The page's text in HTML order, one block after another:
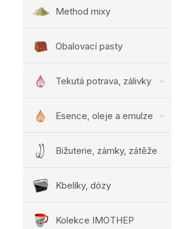
Method mixy
Obalovací pasty
Tekutá potrava, zálivky
Esence, oleje a emulze
Bižuterie, zámky, zátěže
Kbelíky, dózy
Kolekce IMOTHEP